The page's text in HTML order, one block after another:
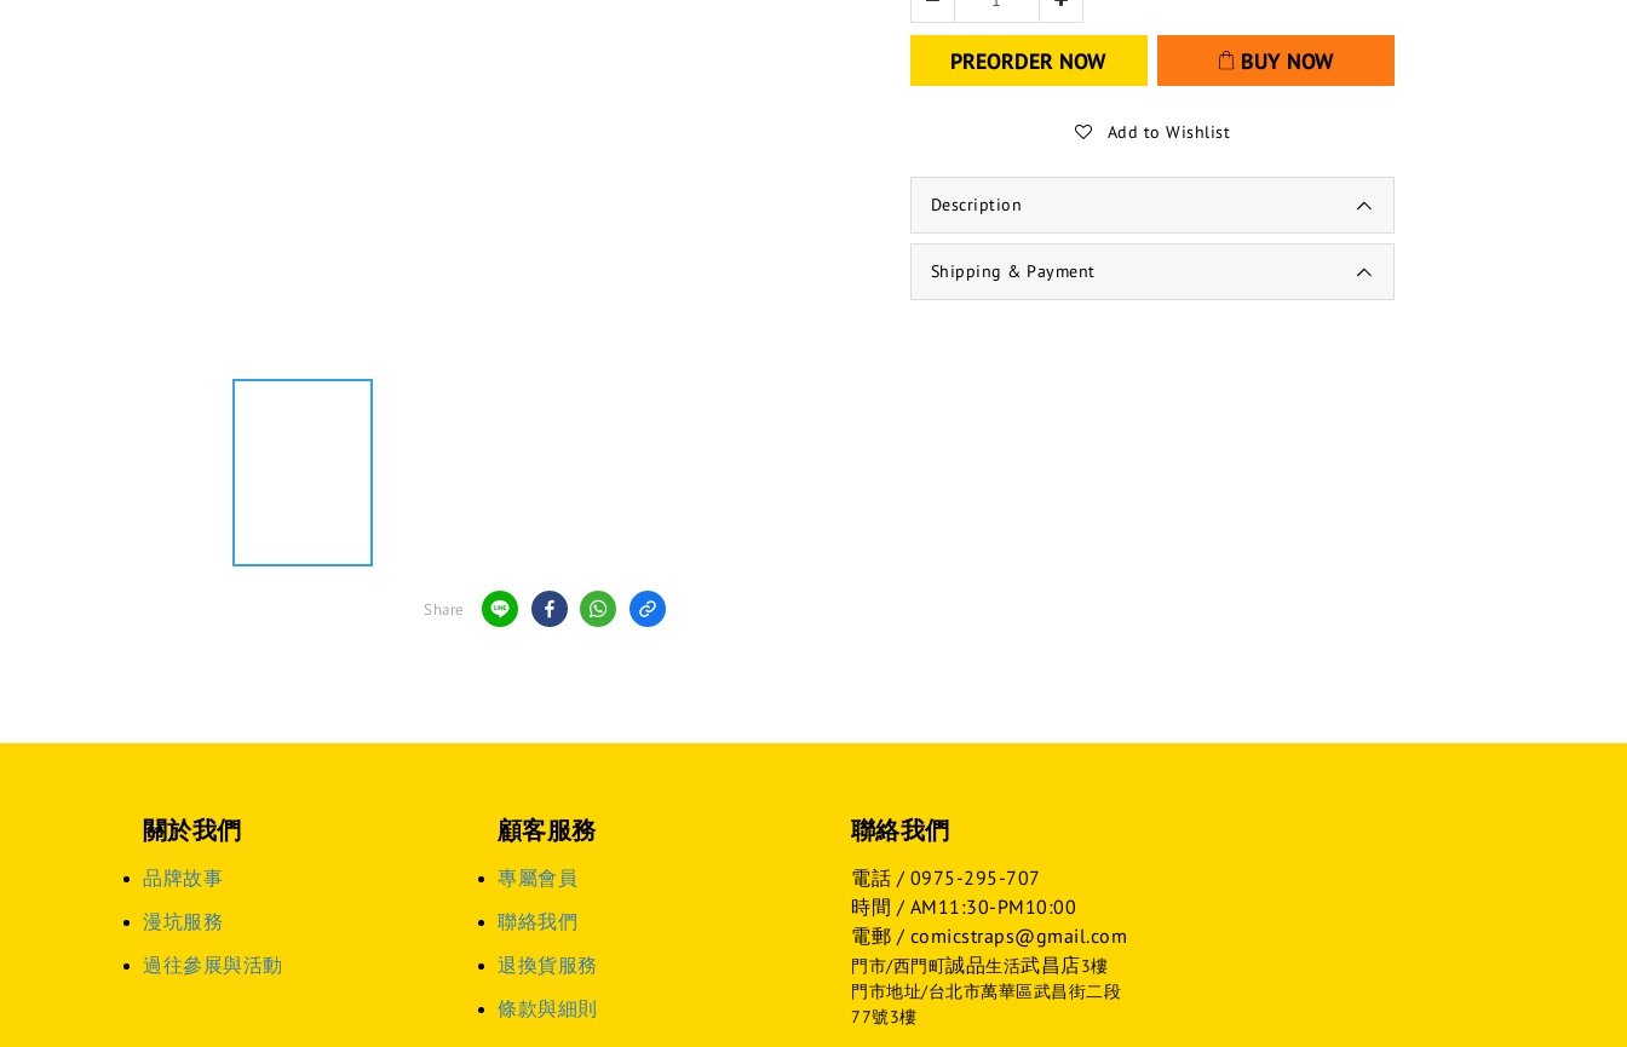
Share
PREORDER NOW BUY NOW
Add to Wishlist
Description
Shipping & Payment
關於我們
品牌故事
漫坑服務
過往參展與活動
顧客服務
專屬會員
聯絡我們
退換貨服務
條款與細則
聯絡我們
電話 / 0975-295-707
時間 / AM11:30-PM10:00
電郵 / comicstraps@gmail.com
門市/西門町誠品生活武昌店3樓
門市地址/台北市萬華區武昌街二段
77號3樓